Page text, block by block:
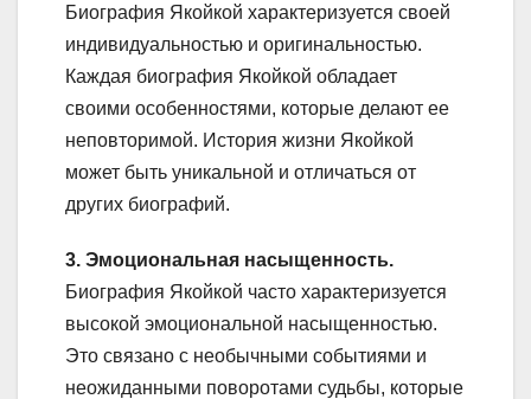
Биография Якойкой характеризуется своей
индивидуальностью и оригинальностью.
Каждая биография Якойкой обладает
своими особенностями, которые делают ее
неповторимой. История жизни Якойкой
может быть уникальной и отличаться от
других биографий.
3. Эмоциональная насыщенность.
Биография Якойкой часто характеризуется
высокой эмоциональной насыщенностью.
Это связано с необычными событиями и
неожиданными поворотами судьбы, которые